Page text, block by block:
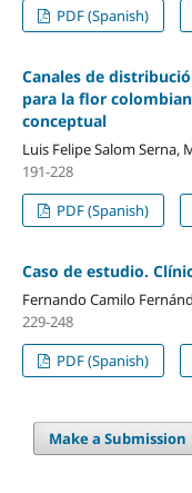
PDF (Spanish)
Canales de
para la flor
conceptual
Luis Felipe Salom Serna,
191-228
PDF (Spanish)
Caso de estudio.
Fernando Camilo
229-248
PDF (Spanish)
Make a Submission